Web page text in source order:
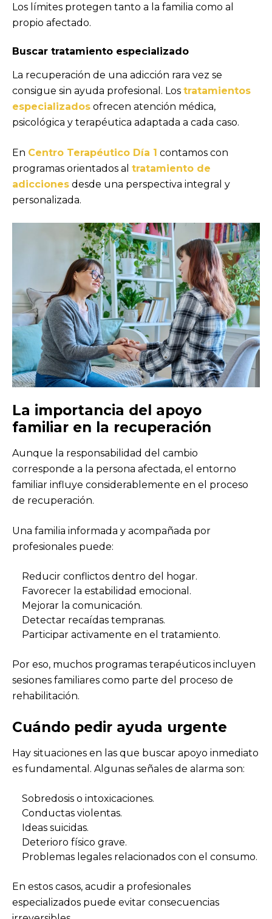
Los límites protegen tanto a la familia como al
propio afectado.
Buscar tratamiento especializado
La recuperación de una adicción rara vez se
consigue sin ayuda profesional. Los tratamientos
especializados ofrecen atención médica,
psicológica y terapéutica adaptada a cada caso.
En Centro Terapéutico Día 1 contamos con
programas orientados al tratamiento de
adicciones desde una perspectiva integral y
personalizada.
La importancia del apoyo
familiar en la recuperación
Aunque la responsabilidad del cambio
corresponde a la persona afectada, el entorno
familiar influye considerablemente en el proceso
de recuperación.
Una familia informada y acompañada por
profesionales puede:
Reducir conflictos dentro del hogar.
Favorecer la estabilidad emocional.
Mejorar la comunicación.
Detectar recaídas tempranas.
Participar activamente en el tratamiento.
Por eso, muchos programas terapéuticos incluyen
sesiones familiares como parte del proceso de
rehabilitación.
Cuándo pedir ayuda urgente
Hay situaciones en las que buscar apoyo inmediato
es fundamental. Algunas señales de alarma son:
Sobredosis o intoxicaciones.
Conductas violentas.
Ideas suicidas.
Deterioro físico grave.
Problemas legales relacionados con el consumo.
En estos casos, acudir a profesionales
especializados puede evitar consecuencias